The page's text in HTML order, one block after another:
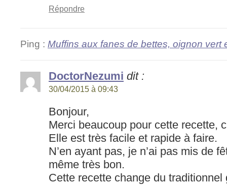
Répondre
Ping : Muffins aux fanes de bettes, oignon vert
DoctorNezumi dit :
30/04/2015 à 09:43
Bonjour,
Merci beaucoup pour cette recette,
Elle est très facile et rapide à faire.
N’en ayant pas, je n’ai pas mis de
même très bon.
Cette recette change du traditionnel